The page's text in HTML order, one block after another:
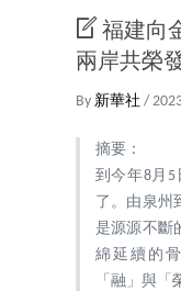
福建向
兩岸共榮
By 新華社 /
摘要：
到今年8月
了。由泉
是源源不斷
綿延續的
「融」與「